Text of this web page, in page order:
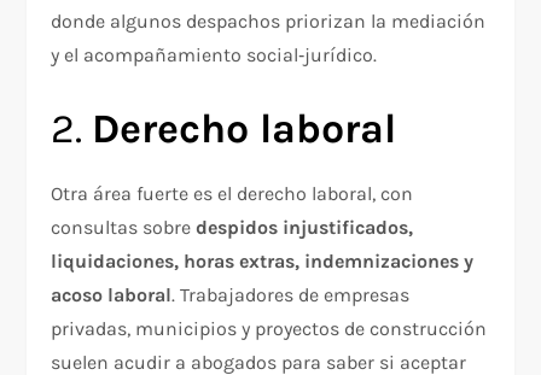
donde algunos despachos priorizan la mediación
y el acompañamiento social‑jurídico.
2. Derecho laboral
Otra área fuerte es el derecho laboral, con
consultas sobredespidos injustificados,
liquidaciones, horas extras, indemnizaciones y
acoso laboral. Trabajadores de empresas
privadas, municipios y proyectos de construcción
suelen acudir a abogados para saber si aceptar